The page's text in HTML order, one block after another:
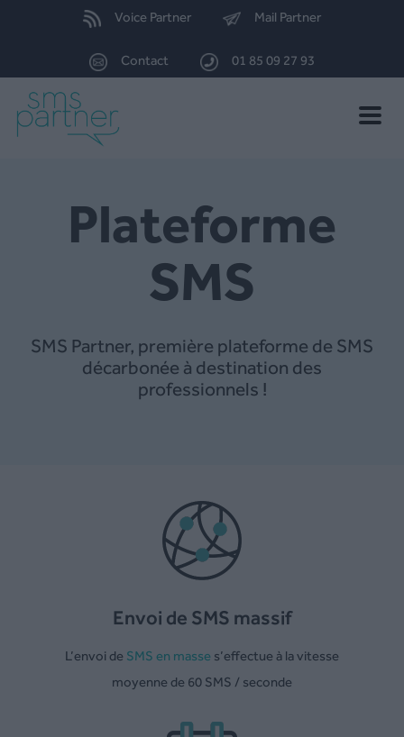
Voice Partner Mail Partner
Contact 01 85 09 27 93
Toggle
Plateforme
SMS
SMS Partner, première plateforme de SMS
décarbonée à destination des
professionnels !
Envoi de SMS massif
L’envoi de SMS en masse s’effectue à la vitesse
moyenne de 60 SMS / seconde